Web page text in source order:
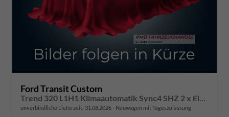
Ford Transit Custom
unverbindliche Lieferzeit: 31.08.2026 Neuwagen mit Tageszulassung